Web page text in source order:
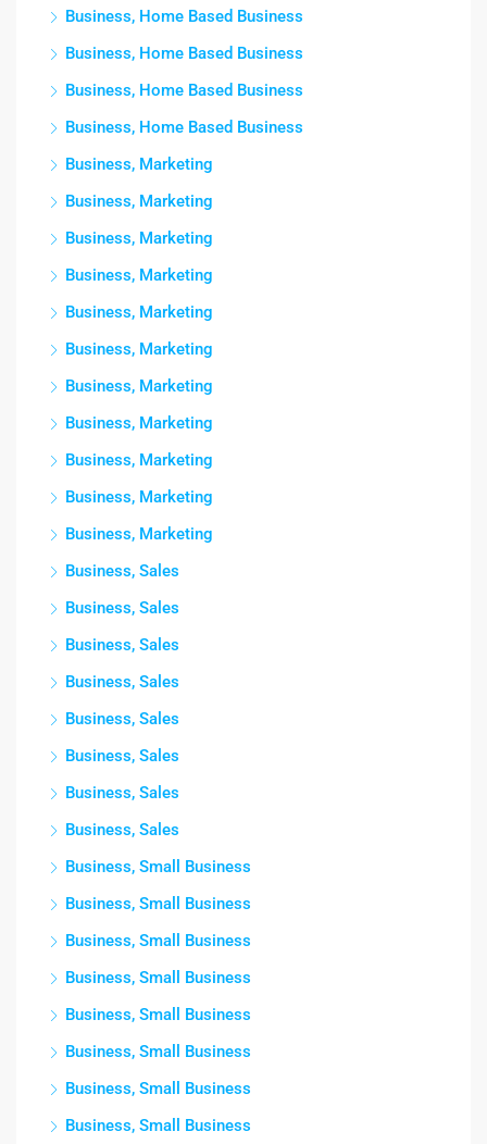
Business, Home Based Business
Business, Home Based Business
Business, Home Based Business
Business, Home Based Business
Business, Marketing
Business, Marketing
Business, Marketing
Business, Marketing
Business, Marketing
Business, Marketing
Business, Marketing
Business, Marketing
Business, Marketing
Business, Marketing
Business, Marketing
Business, Sales
Business, Sales
Business, Sales
Business, Sales
Business, Sales
Business, Sales
Business, Sales
Business, Sales
Business, Small Business
Business, Small Business
Business, Small Business
Business, Small Business
Business, Small Business
Business, Small Business
Business, Small Business
Business, Small Business